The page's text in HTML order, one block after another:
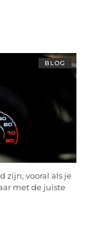
BLOG
zijn, vooral als je
met de juiste